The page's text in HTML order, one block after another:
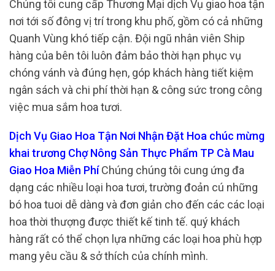
Chúng tôi cung cấp Thương Mại dịch Vụ giao hoa tận
nơi tới số đông vị trí trong khu phố, gồm có cả những
Quanh Vùng khó tiếp cận. Đội ngũ nhân viên Ship
hàng của bên tôi luôn đảm bảo thời hạn phục vụ
chóng vánh và đúng hẹn, góp khách hàng tiết kiệm
ngân sách và chi phí thời hạn & công sức trong công
việc mua sắm hoa tươi.
Dịch Vụ Giao Hoa Tận Nơi Nhận Đặt Hoa chúc mừng
khai trương Chợ Nông Sản Thực Phẩm TP Cà Mau
Giao Hoa Miễn PhíChúng chúng tôi cung ứng đa
dạng các nhiều loại hoa tươi, trường đoản cú những
bó hoa tuoi dễ dàng và đơn giản cho đến các các loại
hoa thời thượng được thiết kế tinh tế. quý khách
hàng rất có thể chọn lựa những các loại hoa phù hợp
mang yêu cầu & sở thích của chính mình.